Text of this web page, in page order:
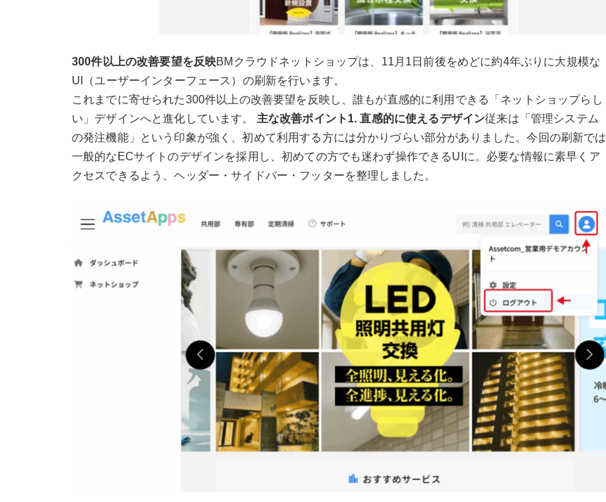
300件以上の改善要望を反映BMクラウドネットショップは、11月1日前後をめどに約4年ぶりに大規模な
UI（ユーザーインターフェース）の刷新を行います。
これまでに寄せられた300件以上の改善要望を反映し、誰もが直感的に利用できる「ネットショップらし
い」デザインへと進化しています。 主な改善ポイント1. 直感的に使えるデザイン従来は「管理システム
の発注機能」という印象が強く、初めて利用する方には分かりづらい部分がありました。今回の刷新では
一般的なECサイトのデザインを採用し、初めての方でも迷わず操作できるUIに。必要な情報に素早くア
クセスできるよう、ヘッダー・サイドバー・フッターを整理しました。